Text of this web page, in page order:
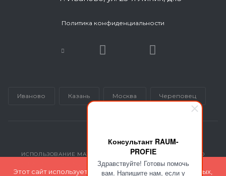
Консультант RAUM-
PROFIE
Здравствуйте! Готовы помочь
вам. Напишите нам, если у
Политика конфиденциальности
Иваново Казань Москва Череповец
ИСПОЛЬЗОВАНИЕ МАТЕРИАЛОВ САЙТА ВОЗМОЖНО ТОЛЬКО
С РАЗРЕШЕНИЯ АДМИНИСТРАЦИИ INMARKETING@GK-RP.RU
Этот сайт использует файлы cookie для хранения данных,